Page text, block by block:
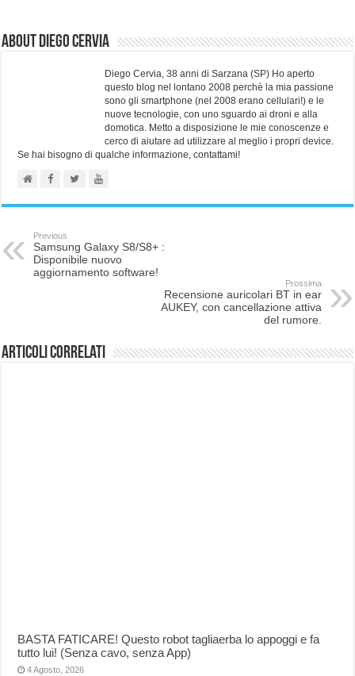
About Diego Cervia
Diego Cervia, 38 anni di Sarzana (SP) Ho aperto
questo blog nel lontano 2008 perchè la mia passione
sono gli smartphone (nel 2008 erano cellulari!) e le
nuove tecnologie, con uno sguardo ai droni e alla
domotica. Metto a disposizione le mie conoscenze e
cerco di aiutare ad utilizzare al meglio i propri device.
Se hai bisogno di qualche informazione, contattami!
Previous
Samsung Galaxy S8/S8+ :
Disponibile nuovo
aggiornamento software!
Prossima
Recensione auricolari BT in ear
AUKEY, con cancellazione attiva
del rumore.
Articoli correlati
BASTA FATICARE! Questo robot tagliaerba lo appoggi e fa
tutto lui! (Senza cavo, senza App)
4 Agosto, 2026